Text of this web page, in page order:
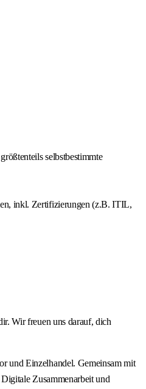
selbstbestimmte
inkl. Zertifizierungen (z.B. ITIL,
Wir freuen uns darauf, dich
und Einzelhandel. Gemeinsam mit
Zusammenarbeit und